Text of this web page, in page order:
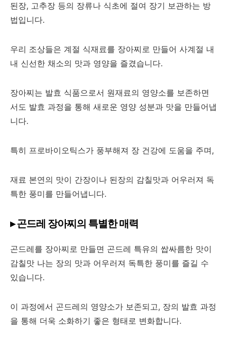
된장, 고추장 등의 장류나 식초에 절여 장기 보관하는 방
법입니다.
우리 조상들은 계절 식재료를 장아찌로 만들어 사계절 내
내 신선한 채소의 맛과 영양을 즐겼습니다.
장아찌는 발효 식품으로서 원재료의 영양소를 보존하면
서도 발효 과정을 통해 새로운 영양 성분과 맛을 만들어냅
니다.
특히 프로바이오틱스가 풍부해져 장 건강에 도움을 주며,
재료 본연의 맛이 간장이나 된장의 감칠맛과 어우러져 독
특한 풍미를 만들어냅니다.
▸ 곤드레 장아찌의 특별한 매력
곤드레를 장아찌로 만들면 곤드레 특유의 쌉싸름한 맛이
감칠맛 나는 장의 맛과 어우러져 독특한 풍미를 즐길 수
있습니다.
이 과정에서 곤드레의 영양소가 보존되고, 장의 발효 과정
을 통해 더욱 소화하기 좋은 형태로 변화합니다.